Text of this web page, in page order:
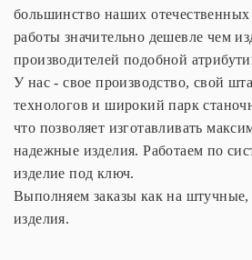
большинство наших
работы значительно дешевле чем
производителей подобной
У нас - свое производство, свой
технологов и широкий парк
что позволяет изготавливать
надежные изделия. Работаем по
изделие под ключ.
Выполняем заказы как на
изделия.